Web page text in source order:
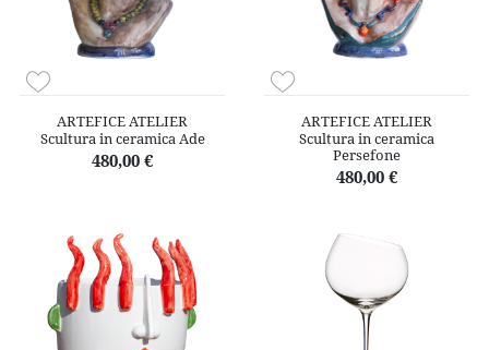
ARTEFICE ATELIER
Scultura in ceramica Ade
480,00 €
ARTEFICE ATELIER
Scultura in ceramica
Persefone
480,00 €